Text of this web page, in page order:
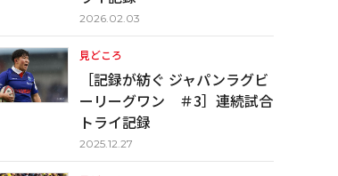
2026.02.03
見どころ
［記録が紡ぐ ジャパンラグビ
ーリーグワン ＃3］連続試合
トライ記録
2025.12.27